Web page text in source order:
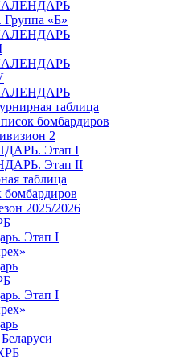
Группа «Б»
таблица
бомбардиров
2
Этап I
Этап II
таблица
бомбардиров
2025/2026
Этап I
Этап I